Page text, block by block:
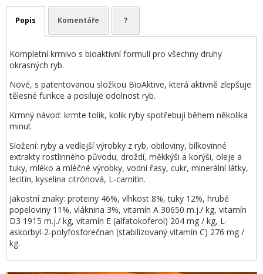
Popis Komentáře ?
Kompletní krmivo s bioaktivní formulí pro všechny druhy
okrasných ryb.
Nové, s patentovanou složkou BioAktive, která aktivně zlepšuje
tělesné funkce a posiluje odolnost ryb.
Krmný návod: krmte tolik, kolik ryby spotřebují během několika
minut.
Složení: ryby a vedlejší výrobky z ryb, obiloviny, bílkovinné
extrakty rostlinného původu, droždí, měkkýši a korýši, oleje a
tuky, mléko a mléčné výrobky, vodní řasy, cukr, minerální látky,
lecitin, kyselina citrónová, L-carnitin.
Jakostní znaky: proteiny 46%, vlhkost 8%, tuky 12%, hrubé
popeloviny 11%, vláknina 3%, vitamín A 30650 m.j./ kg, vitamín
D3 1915 m.j./ kg, vitamín E (alfatokoferol) 204 mg / kg, L-
askorbyl-2-polyfosforečnan (stabilizovaný vitamín C) 276 mg /
kg.